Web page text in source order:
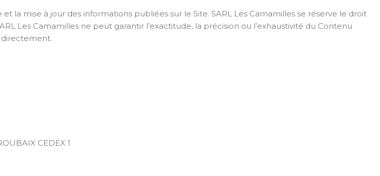
la mise à jour des informations publiées sur le Site. SARL Les Camamilles se réserve le droit
Les Camamilles ne peut garantir l’exactitude, la précision ou l’exhaustivité du Contenu
directement.
CEDEX 1